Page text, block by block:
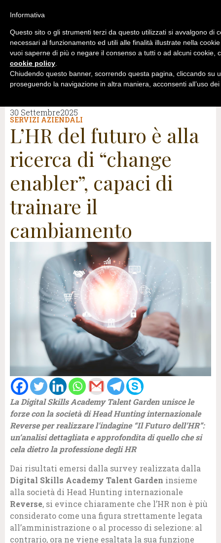
30 Settembre2025
SERVIZI AZIENDALI
L’HR del futuro è alla
ricerca di “change
enabler”, capaci di
trainare il
cambiamento
La Digital Skills Academy Talent Garden unisce le
forze con la società di Head Hunting internazionale
Reverse per realizzare l’indagine “Il Futuro dell’HR”:
un’analisi dettagliata e approfondita di quello che si
cela dietro la professione degli HR
Dai risultati emersi dalla survey realizzata dalla
Digital Skills Academy Talent Garden insieme
alla società di Head Hunting internazionale
Reverse, si evince chiaramente che l’HR non è più
considerato come una figura strettamente legata
all’amministrazione o al processo di selezione: al
contrario, ora ne viene esaltata la sua funzione
Informativa
Questo sito o gli strumenti terzi da questo utilizzati si avvalgono di
necessari al funzionamento ed utili alle finalità illustrate nella
vuoi saperne di più o negare il consenso a tutti o ad alcuni cookie,
cookie policy.
Chiudendo questo banner, scorrendo questa pagina, cliccando su
proseguendo la navigazione in altra maniera, acconsenti all’uso